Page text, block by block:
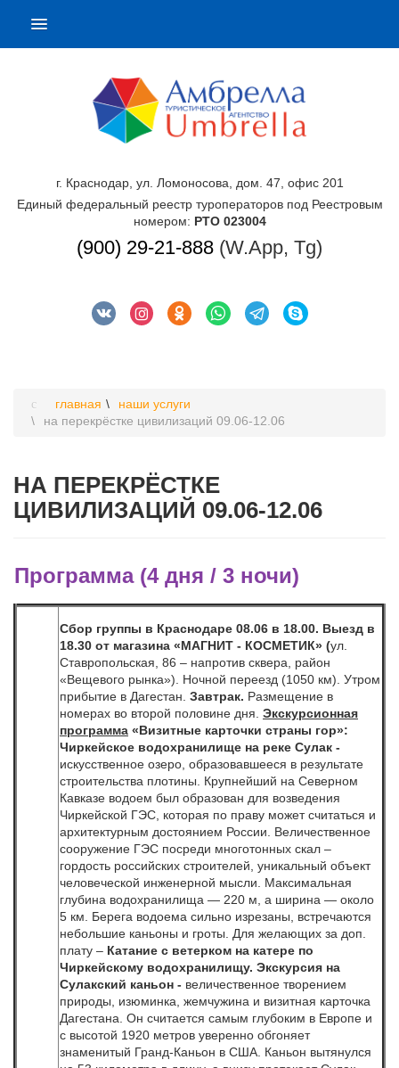
г. Краснодар, ул. Ломоносова, дом. 47, офис 201
Единый федеральный реестр туроператоров под Реестровым
номером: РТО 023004
(900) 29-21-888 (W.App, Tg)
главная
наши услуги
на перекрёстке цивилизаций 09.06-12.06
НА ПЕРЕКРЁСТКЕ
ЦИВИЛИЗАЦИЙ 09.06-12.06
Программа (4 дня / 3 ночи)
Сбор группы в Краснодаре 08.06 в 18.00. Выезд в
18.30 от магазина «МАГНИТ - КОСМЕТИК» (ул.
Ставропольская, 86 – напротив сквера, район
«Вещевого рынка»).
Ночной переезд (1050 км). Утром
прибытие в Дагестан. Завтрак. Размещение в
номерах во второй половине дня. Экскурсионная
программа «Визитные карточки страны гор»:
Чиркейское водохранилище на реке Сулак -
искусственное озеро, образовавшееся в результате
строительства плотины. Крупнейший на Северном
Кавказе водоем был образован для возведения
Чиркейской ГЭС, которая по праву может считаться и
архитектурным достоянием России. Величественное
сооружение ГЭС посреди многотонных скал –
гордость российских строителей, уникальный объект
человеческой инженерной мысли. Максимальная
глубина водохранилища — 220 м, а ширина — около
5 км. Берега водоема сильно изрезаны, встречаются
небольшие каньоны и гроты. Для желающих за доп.
плату – Катание с ветерком на катере по
Чиркейскому водохранилищу. Экскурсия на
Сулакский каньон - величественное творением
природы, изюминка, жемчужина и визитная карточка
Дагестана. Он считается самым глубоким в Европе и
с высотой 1920 метров уверенно обгоняет
знаменитый Гранд-Каньон в США. Каньон вытянулся